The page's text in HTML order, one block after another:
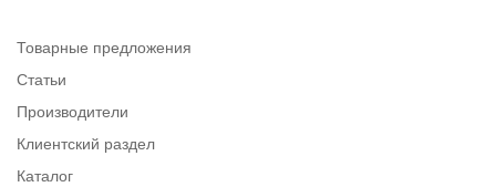
Товарные предложения
Статьи
Производители
Клиентский раздел
Каталог